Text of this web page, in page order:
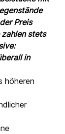
Preis
stets
in
höheren